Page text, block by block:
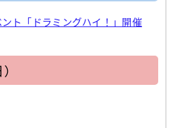
ト「ドラミングハイ！」開催